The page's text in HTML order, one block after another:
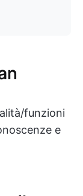
funzioni
e